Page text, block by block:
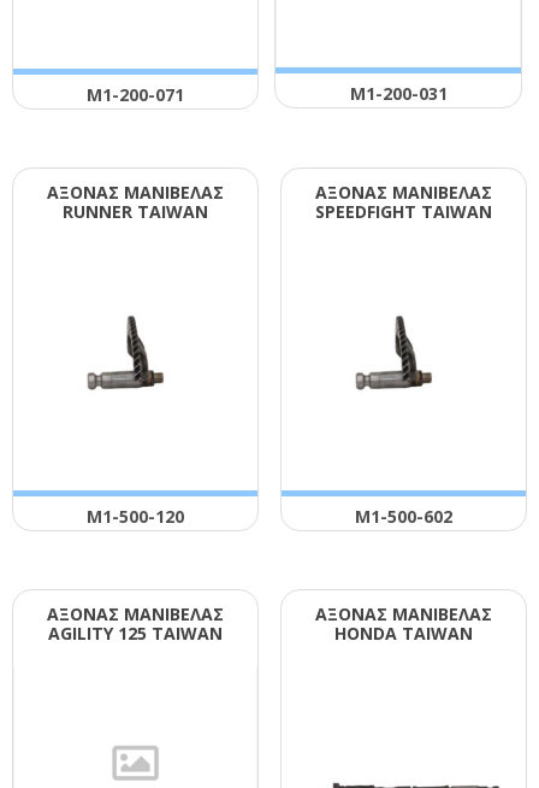
Μ1-200-071 Μ1-200-031
ΑΞΟΝΑΣ ΜΑΝΙΒΕΛΑΣ
RUΝΝΕR ΤΑΙWΑΝ
Μ1-500-120
ΑΞΟΝΑΣ ΜΑΝΙΒΕΛΑΣ
SΡΕΕDFΙGΗΤ ΤΑΙWΑΝ
Μ1-500-602
ΑΞΟΝΑΣ ΜΑΝΙΒΕΛΑΣ
ΑGΙLΙΤΥ 125 ΤΑΙWΑΝ
ΑΞΟΝΑΣ ΜΑΝΙΒΕΛΑΣ
ΗΟΝDΑ ΤΑΙWΑΝ